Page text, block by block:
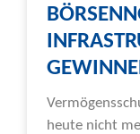
heute nicht